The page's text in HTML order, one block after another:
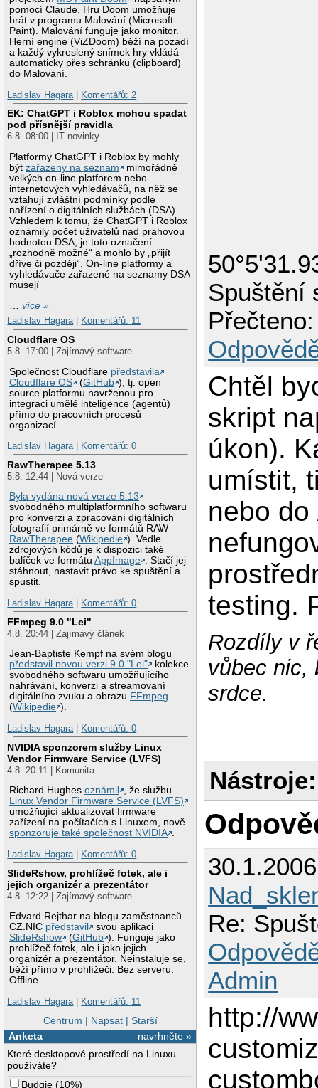
pomocí Claude. Hru Doom umožňuje
hrát v programu Malování (Microsoft
Paint). Malování funguje jako monitor.
Herní engine (ViZDoom) běží na pozadí
a každý vykreslený snímek hry vkládá
automaticky přes schránku (clipboard)
do Malování.
Ladislav Hagara
Komentářů: 2
EK: ChatGPT i Roblox mohou spadat
pod přísnější pravidla
6.8. 08:00 | IT novinky
Platformy ChatGPT i Roblox by mohly
býtzařazeny na seznam
mimořádně
velkých on-line platforem nebo
internetových vyhledávačů, na něž se
vztahují zvláštní podmínky podle
nařízení o digitálních službách (DSA).
Vzhledem k tomu, že ChatGPT i Roblox
oznámily počet uživatelů nad prahovou
hodnotou DSA, je toto označení
„rozhodně možné“ a mohlo by „přijít
dříve či později“. On-line platformy a
vyhledávače zařazené na seznamy DSA
musejí
…více »
Ladislav Hagara| Komentářů: 11
Cloudflare OS
5.8. 17:00 | Zajímavý software
Společnost Cloudflare představila
Cloudflare OS
(GitHub ), tj. open
source platformu navrženou pro
integraci umělé inteligence (agentů)
přímo do pracovních procesů
organizací.
Ladislav Hagara| Komentářů: 0
RawTherapee 5.13
5.8. 12:44 | Nová verze
Byla vydána nová verze 5.13
svobodného multiplatformního softwaru
pro konverzi a zpracování digitálních
fotografií primárně ve formátů RAW
RawTherapee (Wikipedie ). Vedle
zdrojových kódů je k dispozici také
balíček ve formátuAppImage . Stačí jej
stáhnout, nastavit právo ke spuštění a
spustit.
Ladislav Hagara| Komentářů: 0
FFmpeg 9.0 "Lei"
4.8. 20:44 | Zajímavý článek
Jean-Baptiste Kempf na svém blogu
představil novou verzi 9.0 "Lei"
kolekce
svobodného softwaru umožňujícího
nahrávání, konverzi a streamovaní
digitálního zvuku a obrazu FFmpeg
(Wikipedie ).
Ladislav Hagara| Komentářů: 0
NVIDIA sponzorem služby Linux
Vendor Firmware Service (LVFS)
4.8. 20:11 | Komunita
Richard Hughesoznámil
, že službu
Linux Vendor Firmware Service (LVFS)
umožňující aktualizovat firmware
zařízení na počítačích s Linuxem, nově
sponzoruje také společnost NVIDIA .
Ladislav Hagara| Komentářů: 0
SlideRshow, prohlížeč fotek, ale i
jejich organizér a prezentátor
4.8. 12:22 | Zajímavý software
Edvard Rejthar na blogu zaměstnanců
CZ.NIC představil
svou aplikaci
SlideRshow
(GitHub ). Funguje jako
prohlížeč fotek, ale i jako jejich
organizér a prezentátor. Neinstaluje se,
běží přímo v prohlížeči. Bez serveru.
Offline.
Ladislav Hagara| Komentářů: 11
Centrum | Napsat| Starší
navrhněte »
Anketa
Které desktopové prostředí na Linuxu
používáte?
Budgie (10%)
Spuštění
Chtěl
skript
úkon).
umístit,
nebo
testing.
Rozdíly v
vůbec nic,
srdce.
Nástroje:
Re:
Admin
http://